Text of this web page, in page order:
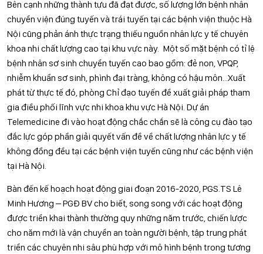
Bên cạnh những thành tựu đã đạt được, số lượng lớn bệnh nhân
chuyển viện đúng tuyến và trái tuyến tại các bệnh viện thuộc Hà
Nội cũng phản ánh thực trạng thiếu nguồn nhân lực y tế chuyên
khoa nhi chất lượng cao tại khu vực này. Một số mặt bệnh có tỉ lệ
bệnh nhân sơ sinh chuyển tuyến cao bao gồm: đẻ non, VPQP,
nhiễm khuẩn sơ sinh, phình đại tràng, không có hậu môn...Xuất
phát từ thực tế đó, phòng Chỉ đạo tuyến đề xuất giải pháp tham
gia điều phối lĩnh vực nhi khoa khu vực Hà Nội. Dự án
Telemedicine đi vào hoạt động chắc chắn sẽ là công cụ đào tạo
đắc lực góp phần giải quyết vấn đề về chất lượng nhân lực y tế
không đồng đều tại các bệnh viện tuyến cũng như các bệnh viện
tại Hà Nội.
Bàn đến kế hoạch hoạt động giai đoạn 2016-2020, PGS.TS Lê
Minh Hương – PGĐ BV cho biết, song song với các hoạt động
được triển khai thành thường quy những năm trước, chiến lược
cho năm mới là vận chuyển an toàn người bệnh, tập trung phát
triển các chuyên nhi sâu phù hợp với mô hình bệnh trong tương